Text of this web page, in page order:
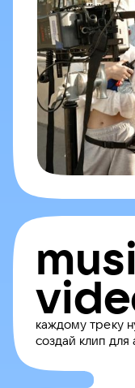
каждому треку
создай клип для